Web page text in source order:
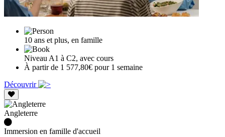
10 ans et plus, en famille
Niveau A1 à C2, avec cours
À partir de 1 577,80€ pour 1 semaine
Découvrir
Angleterre
Immersion en famille d'accueil